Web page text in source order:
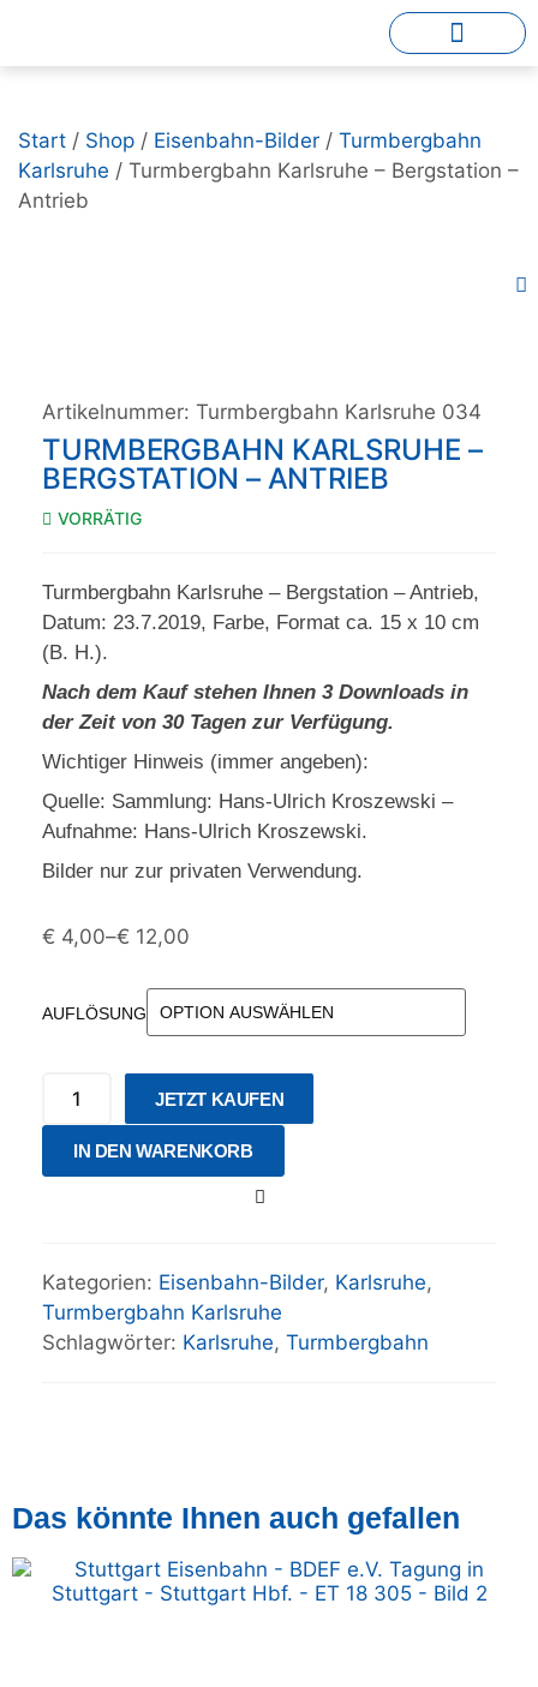
Start / Shop / Eisenbahn-Bilder / Turmbergbahn
Karlsruhe / Turmbergbahn Karlsruhe – Bergstation –
Antrieb
Artikelnummer: Turmbergbahn Karlsruhe 034
TURMBERGBAHN KARLSRUHE –
BERGSTATION – ANTRIEB
VORRÄTIG
Turmbergbahn Karlsruhe – Bergstation – Antrieb,
Datum: 23.7.2019, Farbe, Format ca. 15 x 10 cm
(B. H.).
Nach dem Kauf stehen Ihnen 3 Downloads in
der Zeit von 30 Tagen zur Verfügung.
Wichtiger Hinweis (immer angeben):
Quelle: Sammlung: Hans-Ulrich Kroszewski –
Aufnahme: Hans-Ulrich Kroszewski.
Bilder nur zur privaten Verwendung.
€ 4,00–€ 12,00
AUFLÖSUNG
JETZT KAUFEN
IN DEN WARENKORB
Kategorien: Eisenbahn-Bilder, Karlsruhe,
Turmbergbahn Karlsruhe
Schlagwörter: Karlsruhe, Turmbergbahn
Das könnte Ihnen auch gefallen